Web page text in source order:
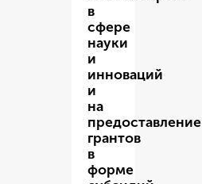
в
сфере
науки
и
инноваций
и
на
предоставление
грантов
в
форме